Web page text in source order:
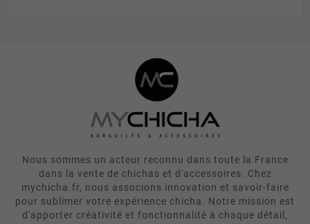
Nous sommes un acteur reconnu dans toute la France
dans la vente de chichas et d'accessoires. Chez
mychicha.fr, nous associons innovation et savoir-faire
pour sublimer votre expérience chicha. Notre mission est
d'apporter créativité et fonctionnalité à chaque détail,